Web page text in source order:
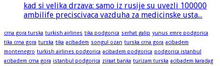
kad si velika drzava: samo iz rusije su uvezli 100000
ambilife preciscivaca vazduha za medicinske usta...
crna gora turska turkish airlines tika podgorica serhat galip yunus emre podgorica
tika crna gora turska tika acibadem songul ozan turska crna gora acibadem
montenegro turkish airlines podgorica acibadem podgorica podgorica istanbul
acibadem crna gora istanbul podgorica ziraat banka turizam turska acibadem karadag